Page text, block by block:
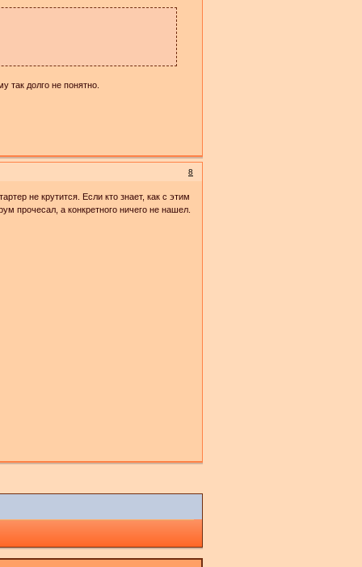
так долго не понятно.
8
не крутится. Если кто знает, как с этим
а конкретного ничего не нашел.